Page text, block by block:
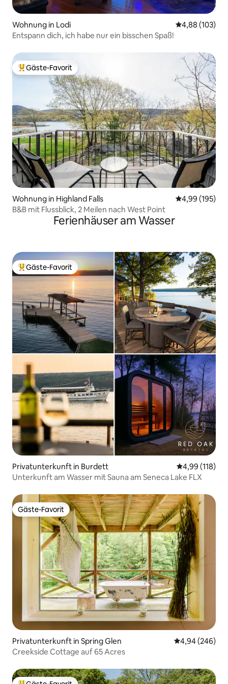
Wohnung in Lodi
4,88 (103)
Entspann dich, ich habe nur ein bisschen Spaß!
Beliebter Gäste-Favorit.
Gäste-Favorit
Wohnung in Highland Falls
4,99 (195)
B&B mit Flussblick, 2 Meilen nach West Point
Ferienhäuser am Wasser
Beliebter Gäste-Favorit.
Gäste-Favorit
Privatunterkunft in Burdett
4,99 (118)
Unterkunft am Wasser mit Sauna am Seneca Lake FLX
Gäste-Favorit
Gäste-Favorit
Privatunterkunft in Spring Glen
4,94 (246)
Creekside Cottage auf 65 Acres